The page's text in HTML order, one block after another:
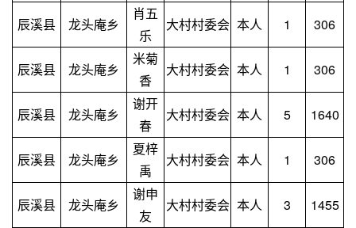
辰溪县 龙头庵乡
肖五
乐
大村村委会 本人 1 306
辰溪县 龙头庵乡
米菊
香
大村村委会 本人 1 306
辰溪县 龙头庵乡
谢开
春
大村村委会 本人 5 1640
辰溪县 龙头庵乡
夏梓
禹
大村村委会 本人 1 306
辰溪县 龙头庵乡
谢申
友
大村村委会 本人 3 1455